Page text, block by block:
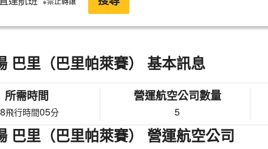
巴里（巴里帕萊賽） 基本訊息
所需時間
飛行時間05分
營運航空公司數量
5
巴里（巴里帕萊賽） 營運航空公司